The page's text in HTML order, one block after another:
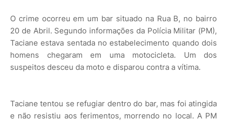
O crime ocorreu em um bar situado na Rua B, no bairro
20 de Abril. Segundo informações da Polícia Militar (PM),
Taciane estava sentada no estabelecimento quando dois
homens chegaram em uma motocicleta. Um dos
suspeitos desceu da moto e disparou contra a vítima.
Taciane tentou se refugiar dentro do bar, mas foi atingida
e não resistiu aos ferimentos, morrendo no local. A PM